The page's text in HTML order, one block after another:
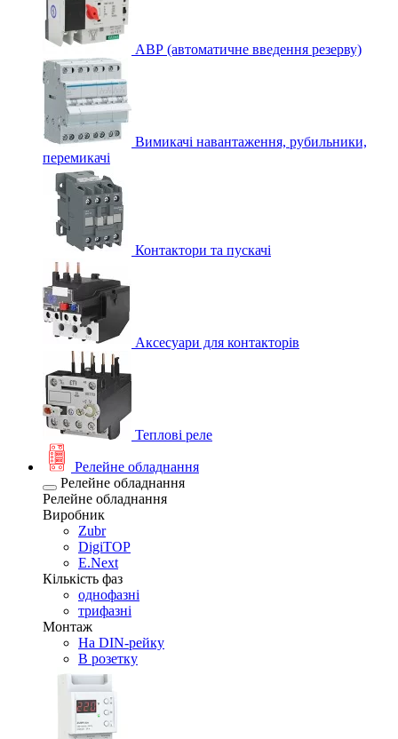
АВР (автоматичне введення резерву)
Вимикачі навантаження, рубильники,
перемикачі
Контактори та пускачі
Аксесуари для контакторів
Теплові реле
Релейне обладнання
Релейне обладнання
Релейне обладнання
Виробник
Zubr
DigiTOP
E.Next
Кількість фаз
однофазні
трифазні
Монтаж
На DIN-рейку
В розетку